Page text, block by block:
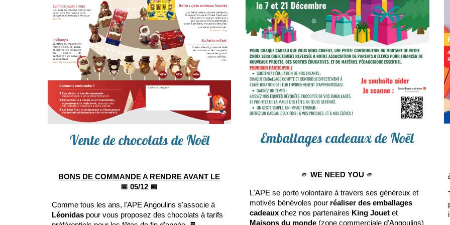
Vente de chocolatsde Noël
BONS DE COMMANDE A RENDRE AVANT LE
📅05/12 📅
Comme tous les ans, l'APE Angoulins s'associe à
Léonidaspour vous proposez des chocolats à tarifs
Emballages cadeaux de Noël
🫵 WE NEED YOU 🫵
L'APE se porte volontaire à travers ses généreux et
motivés bénévoles pour réaliser des emballages
cadeaux chez nos partenaires King Jouet et
Maisons du monde (zone commerciale d'Angoulins)